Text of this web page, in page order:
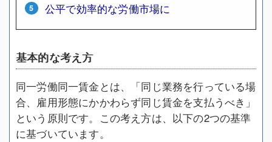
公平で効率的な労働市場に
基本的な考え方
同一労働同一賃金とは、「同じ業務を行っている場
合、雇用形態にかかわらず同じ賃金を支払うべき」
という原則です。この考え方は、以下の2つの基準
に基づいています。